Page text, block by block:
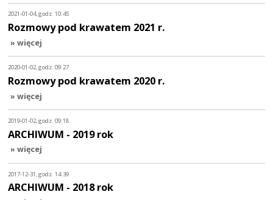
2021-01-04, godz. 10:45
Rozmowy pod krawatem 2021 r.
» więcej
2020-01-02, godz. 09:27
Rozmowy pod krawatem 2020 r.
» więcej
2019-01-02, godz. 09:18
ARCHIWUM - 2019 rok
» więcej
2017-12-31, godz. 14:39
ARCHIWUM - 2018 rok